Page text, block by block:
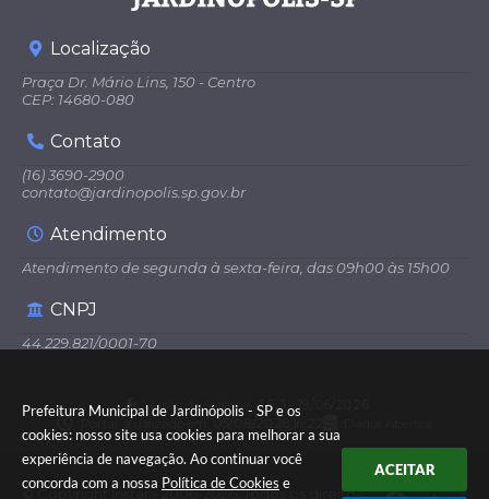
Prefeitura Municipal de Jardinópolis - SP e os
cookies: nosso site usa cookies para melhorar a sua
experiência de navegação. Ao continuar você
concorda com a nossa Política de Cookies e
ACEITAR
Localização
Praça Dr. Mário Lins, 150 - Centro
CEP: 14680-080
Contato
(16) 3690-2900
contato@jardinopolis.sp.gov.br
Atendimento
Atendimento de segunda à sexta-feira, das 09h00 às 15h00
CNPJ
44.229.821/0001-70
Versão do Sistema: 3.5.3 - 19/06/2026
Portal atualizado em:
05/08/2026 16:22
© Copyright Instar - 2006-2026. Todos os direitos